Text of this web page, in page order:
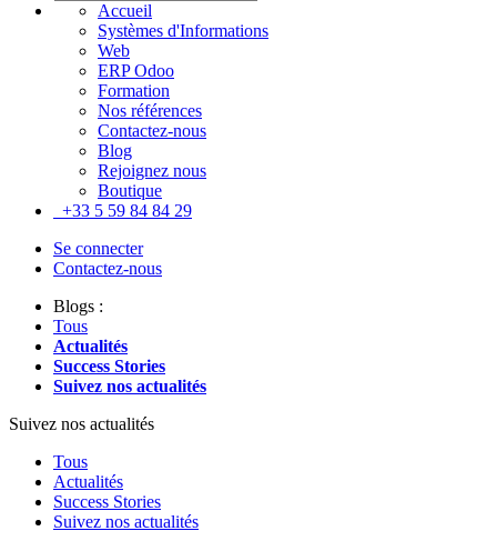
Accueil
Systèmes d'Informations
Web
ERP Odoo
Formation
Nos références
Contactez-nous
Blog
Rejoignez nous
Boutique
+33 5 59 84 84 29
Se connecter
Contactez-nous
Blogs :
Tous
Actualités
Success Stories
Suivez nos actualités
Suivez nos actualités
Tous
Actualités
Success Stories
Suivez nos actualités